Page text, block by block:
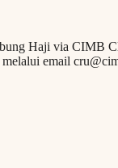
Haji via CIMB
email